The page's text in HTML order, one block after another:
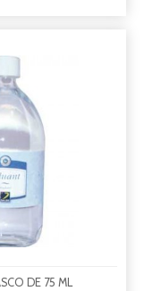
DE 75 ML